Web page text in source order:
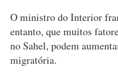
O ministro do Interior
entanto, que muitos
no Sahel, podem
migratória.